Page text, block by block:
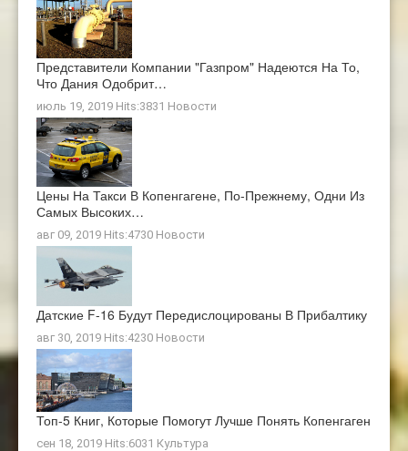
Представители Компании "Газпром" Надеются На То,
Что Дания Одобрит…
июль 19, 2019 Hits:3831 Новости
Цены На Такси В Копенгагене, По-Прежнему, Одни Из
Самых Высоких…
авг 09, 2019 Hits:4730 Новости
Датские F-16 Будут Передислоцированы В Прибалтику
авг 30, 2019 Hits:4230 Новости
Топ-5 Книг, Которые Помогут Лучше Понять Копенгаген
сен 18, 2019 Hits:6031 Культура